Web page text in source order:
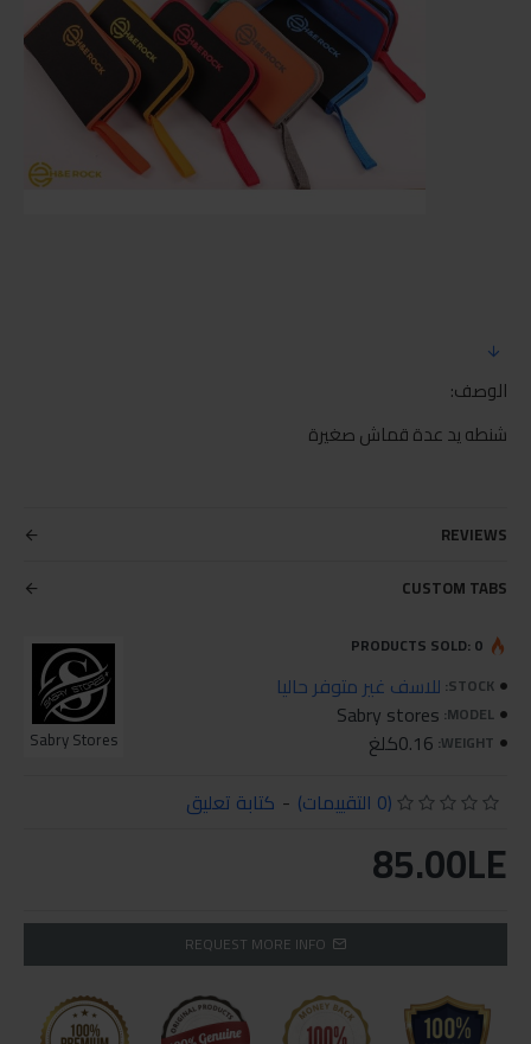
الوصف:
شنطه يد عدة قماش صغيرة
REVIEWS
CUSTOM TABS
STOCK: للاسف غير متوفر حاليا
MODEL:
Sabry stores
WEIGHT: 0.16كلغ Sabry Stores
PRODUCTS SOLD: 0
(0 التقييمات) - كتابة تعليق
85.00LE
REQUEST MORE INFO